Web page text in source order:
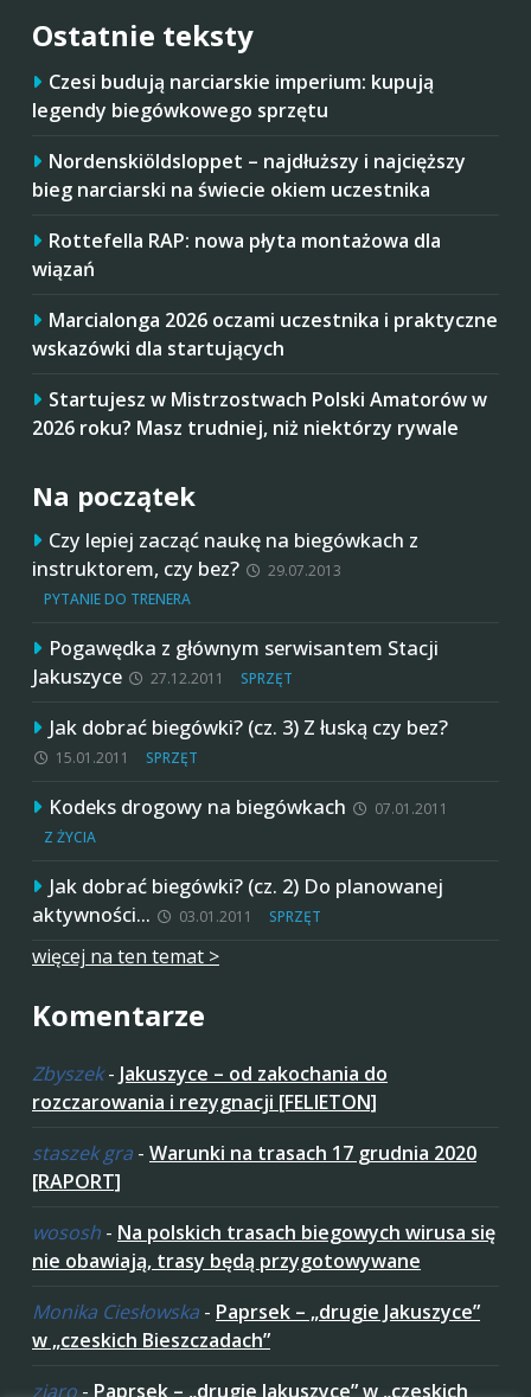
Ostatnie teksty
Czesi budują narciarskie imperium: kupują
legendy biegówkowego sprzętu
Nordenskiöldsloppet – najdłuższy i najcięższy
bieg narciarski na świecie okiem uczestnika
Rottefella RAP: nowa płyta montażowa dla
wiązań
Marcialonga 2026 oczami uczestnika i praktyczne
wskazówki dla startujących
Startujesz w Mistrzostwach Polski Amatorów w
2026 roku? Masz trudniej, niż niektórzy rywale
Na początek
Czy lepiej zacząć naukę na biegówkach z
instruktorem, czy bez?
29.07.2013
PYTANIE DO TRENERA
Pogawędka z głównym serwisantem Stacji
Jakuszyce
27.12.2011 SPRZĘT
Jak dobrać biegówki? (cz. 3) Z łuską czy bez?
15.01.2011 SPRZĘT
Kodeks drogowy na biegówkach
07.01.2011
Z ŻYCIA
Jak dobrać biegówki? (cz. 2) Do planowanej
aktywności…
03.01.2011 SPRZĘT
więcej na ten temat >
Komentarze
Zbyszek- Jakuszyce – od zakochania do
rozczarowania i rezygnacji [FELIETON]
staszek gra - Warunki na trasach 17 grudnia 2020
[RAPORT]
wososh - Na polskich trasach biegowych wirusa się
nie obawiają, trasy będą przygotowywane
Monika Ciesłowska - Paprsek – „drugie Jakuszyce”
w „czeskich Bieszczadach”
ziaro - Paprsek – „drugie Jakuszyce” w „czeskich